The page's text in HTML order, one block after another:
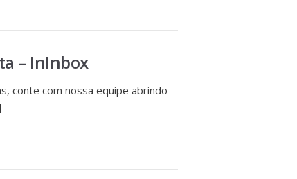
– InInbox
conte com nossa equipe abrindo